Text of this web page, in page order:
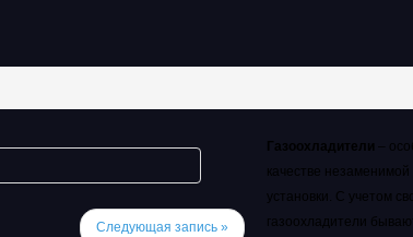
Следующая запись »
Газоохладители –
качестве
установки. С учетом
газоохладители